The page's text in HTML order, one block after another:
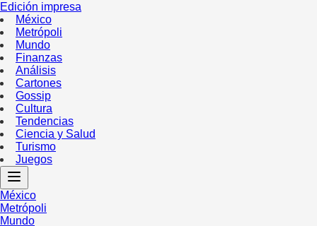
Edición impresa
México
Metrópoli
Mundo
Finanzas
Análisis
Cartones
Gossip
Cultura
Tendencias
Ciencia y Salud
Turismo
Juegos
México
Metrópoli
Mundo